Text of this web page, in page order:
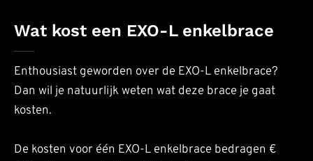
Wat kost een EXO-L enkelbrace
Enthousiast geworden over de EXO-L enkelbrace?
Dan wil je natuurlijk weten wat deze brace je gaat
kosten.
De kosten voor één EXO-L enkelbrace bedragen €